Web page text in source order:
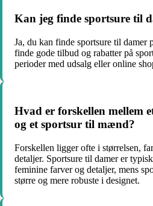
Kan jeg finde sportsure til
Ja, du kan finde sportsure til damer
finde gode tilbud og rabatter på
perioder med udsalg eller online
Hvad er forskellen mellem
og et sportsur til mænd?
Forskellen ligger ofte i størrelsen,
detaljer. Sportsure til damer er
feminine farver og detaljer, mens
større og mere robuste i designet.